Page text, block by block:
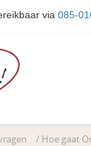
via 085-
/ Hoe gaat